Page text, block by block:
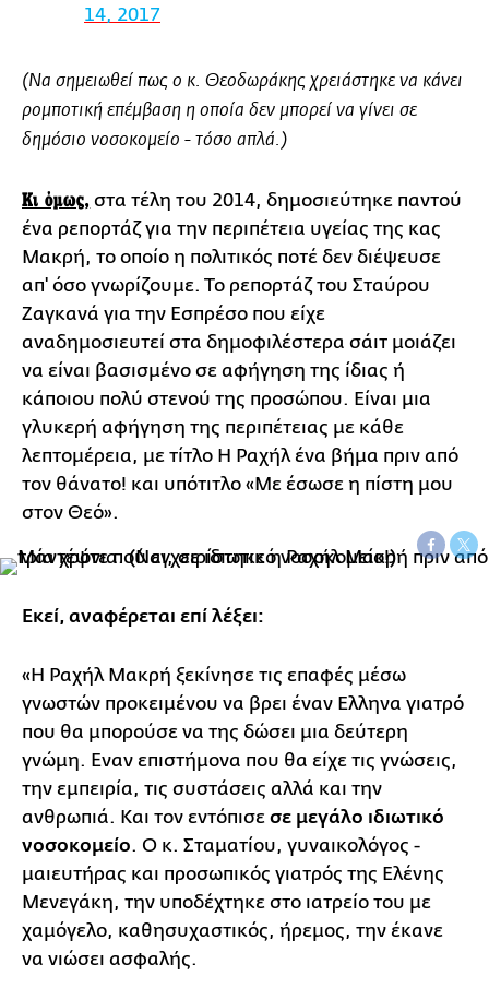
14, 2017
(Να σημειωθεί πως ο κ. Θεοδωράκης χρειάστηκε να κάνει
ρομποτική επέμβαση η οποία δεν μπορεί να γίνει σε
δημόσιο νοσοκομείο - τόσο απλά.)
Κι όμως, στα τέλη του 2014, δημοσιεύτηκε παντού
ένα ρεπορτάζ για την περιπέτεια υγείας της κας
Μακρή, το οποίο η πολιτικός ποτέ δεν διέψευσε
απ' όσο γνωρίζουμε. Το ρεπορτάζ του Σταύρου
Ζαγκανά για την Εσπρέσο που είχε
αναδημοσιευτεί στα δημοφιλέστερα σάιτ μοιάζει
να είναι βασισμένο σε αφήγηση της ίδιας ή
κάποιου πολύ στενού της προσώπου. Είναι μια
γλυκερή αφήγηση της περιπέτειας με κάθε
λεπτομέρεια, με τίτλο Η Ραχήλ ένα βήμα πριν από
τον θάνατο! και υπότιτλο «Με έσωσε η πίστη μου
στον Θεό».
Εκεί, αναφέρεται επί λέξει:
«Η Ραχήλ Μακρή ξεκίνησε τις επαφές μέσω
γνωστών προκειμένου να βρει έναν Ελληνα γιατρό
που θα μπορούσε να της δώσει μια δεύτερη
γνώμη. Εναν επιστήμονα που θα είχε τις γνώσεις,
την εμπειρία, τις συστάσεις αλλά και την
ανθρωπιά. Και τον εντόπισε σε μεγάλο ιδιωτικό
νοσοκομείο. Ο κ. Σταματίου, γυναικολόγος -
μαιευτήρας και προσωπικός γιατρός της Ελένης
Μενεγάκη, την υποδέχτηκε στο ιατρείο του με
χαμόγελο, καθησυχαστικός, ήρεμος, την έκανε
να νιώσει ασφαλής.